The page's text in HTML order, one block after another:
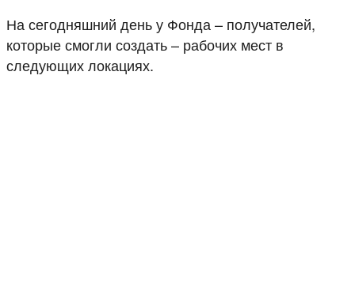
На сегодняшний день у Фонда – получателей,
которые смогли создать – рабочих мест в
следующих локациях.